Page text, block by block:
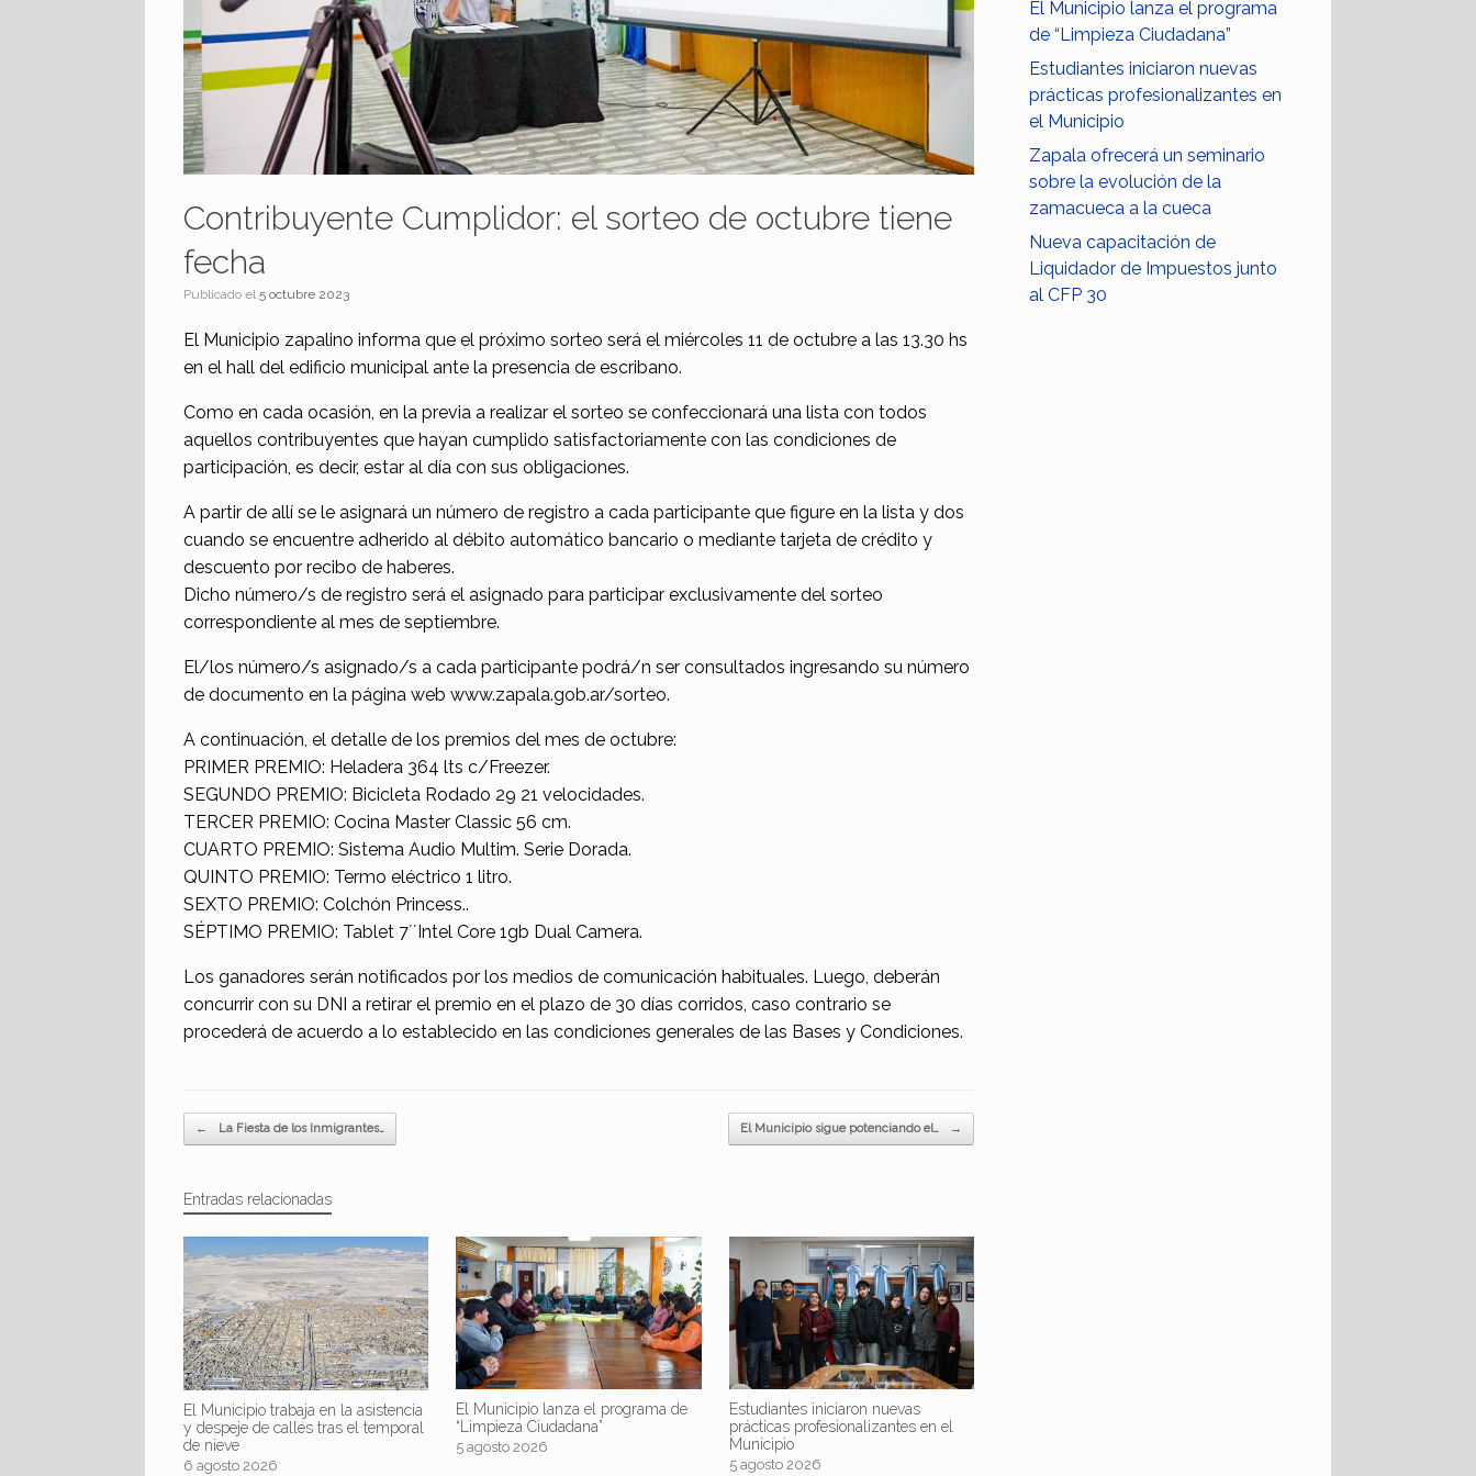
Contribuyente Cumplidor: el sorteo de octubre tiene
fecha
Publicado el5 octubre 2023
El Municipio zapalino informa que el próximo sorteo será el miércoles 11 de octubre a las 13.30 hs
en el hall del edificio municipal ante la presencia de escribano.
Como en cada ocasión, en la previa a realizar el sorteo se confeccionará una lista con todos
aquellos contribuyentes que hayan cumplido satisfactoriamente con las condiciones de
participación, es decir, estar al día con sus obligaciones.
A partir de allí se le asignará un número de registro a cada participante que figure en la lista y dos
cuando se encuentre adherido al débito automático bancario o mediante tarjeta de crédito y
descuento por recibo de haberes.
Dicho número/s de registro será el asignado para participar exclusivamente del sorteo
correspondiente al mes de septiembre.
El/los número/s asignado/s a cada participante podrá/n ser consultados ingresando su número
de documento en la página web www.zapala.gob.ar/sorteo.
A continuación, el detalle de los premios del mes de octubre:
PRIMER PREMIO: Heladera 364 lts c/Freezer.
SEGUNDO PREMIO: Bicicleta Rodado 29 21 velocidades.
TERCER PREMIO: Cocina Master Classic 56 cm.
CUARTO PREMIO: Sistema Audio Multim. Serie Dorada.
QUINTO PREMIO: Termo eléctrico 1 litro.
SEXTO PREMIO: Colchón Princess..
SÉPTIMO PREMIO: Tablet 7´´Intel Core 1gb Dual Camera.
Los ganadores serán notificados por los medios de comunicación habituales. Luego, deberán
concurrir con su DNI a retirar el premio en el plazo de 30 días corridos, caso contrario se
procederá de acuerdo a lo establecido en las condiciones generales de las Bases y Condiciones.
Navegador de artículos
← La Fiesta de los Inmigrantes… El Municipio sigue potenciando el… →
Entradas relacionadas
El Municipio trabaja en la asistencia
y despeje de calles tras el temporal
de nieve
6 agosto 2026
El Municipio lanza el programa de
“Limpieza Ciudadana”
5 agosto 2026
Estudiantes iniciaron nuevas
prácticas profesionalizantes en el
Municipio
5 agosto 2026
El Municipio lanza el programa
de “Limpieza Ciudadana”
Estudiantes iniciaron nuevas
prácticas profesionalizantes en
el Municipio
Zapala ofrecerá un seminario
sobre la evolución de la
zamacueca a la cueca
Nueva capacitación de
Liquidador de Impuestos junto
al CFP 30